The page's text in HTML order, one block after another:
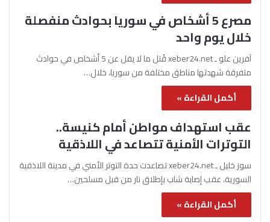
مصرع 5 أشخاص في سوريا بحوادث منفصلة
خلال يوم واحد
آفرين علو ـ xeber24.net قُتل ما لا يقل عن 5 أشخاص في حوادث
متفرقة شهدتها مناطق مختلفة من سوريا، خلال…
أكمل القراءة »
عقب استهداف مواطن أمام كنيسة..
التوترات الأمنية تتصاعد في اللاذقية
سوز خليل ـ xeber24.net تصاعدت حدة التوتر الأمني في مدينة اللاذقية
السورية، عقب إصابة شاب بإطلاق نار من قبل مسلحين…
أكمل القراءة »